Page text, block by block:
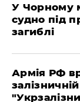
У Чорному
судно під
загиблі
Армія РФ